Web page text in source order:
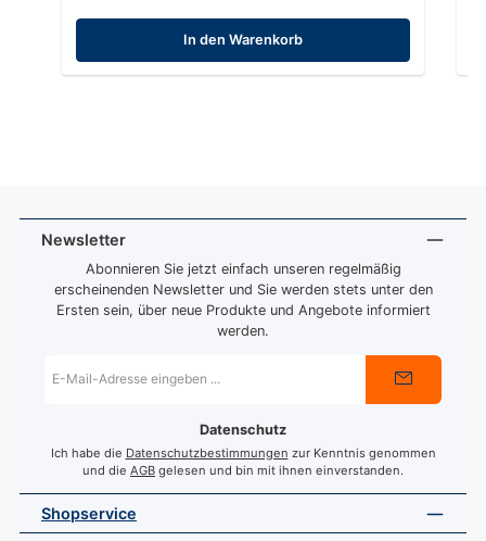
In den Warenkorb
Newsletter
Abonnieren Sie jetzt einfach unseren regelmäßig
erscheinenden Newsletter und Sie werden stets unter den
Ersten sein, über neue Produkte und Angebote informiert
werden.
Mail-
Datenschutz
Ich habe die Datenschutzbestimmungen zur Kenntnis genommen
und die AGB gelesen und bin mit ihnen einverstanden.
Shopservice